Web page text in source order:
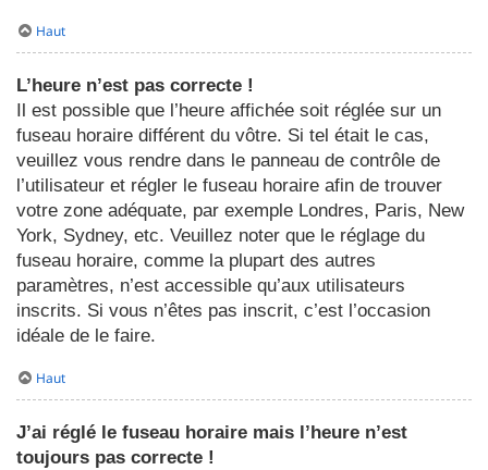
Haut
L’heure n’est pas correcte !
Il est possible que l’heure affichée soit réglée sur un
fuseau horaire différent du vôtre. Si tel était le cas,
veuillez vous rendre dans le panneau de contrôle de
l’utilisateur et régler le fuseau horaire afin de trouver
votre zone adéquate, par exemple Londres, Paris, New
York, Sydney, etc. Veuillez noter que le réglage du
fuseau horaire, comme la plupart des autres
paramètres, n’est accessible qu’aux utilisateurs
inscrits. Si vous n’êtes pas inscrit, c’est l’occasion
idéale de le faire.
Haut
J’ai réglé le fuseau horaire mais l’heure n’est
toujours pas correcte !